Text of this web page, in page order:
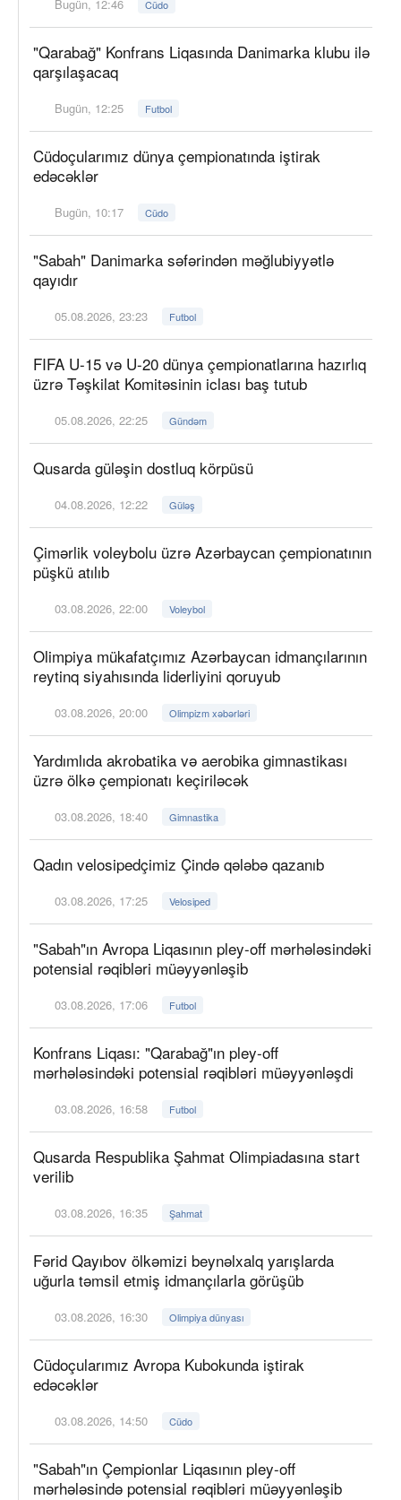
Bugün, 12:46 Cüdo
"Qarabağ" Konfrans Liqasında Danimarka klubu ilə
qarşılaşacaq
Bugün, 12:25 Futbol
Cüdoçularımız dünya çempionatında iştirak
edəcəklər
Bugün, 10:17 Cüdo
"Sabah" Danimarka səfərindən məğlubiyyətlə
qayıdır
05.08.2026, 23:23 Futbol
FIFA U-15 və U-20 dünya çempionatlarına hazırlıq
üzrə Təşkilat Komitəsinin iclası baş tutub
05.08.2026, 22:25 Gündəm
Qusarda güləşin dostluq körpüsü
04.08.2026, 12:22 Güləş
Çimərlik voleybolu üzrə Azərbaycan çempionatının
püşkü atılıb
03.08.2026, 22:00 Voleybol
Olimpiya mükafatçımız Azərbaycan idmançılarının
reytinq siyahısında liderliyini qoruyub
03.08.2026, 20:00 Olimpizm xəbərləri
Yardımlıda akrobatika və aerobika gimnastikası
üzrə ölkə çempionatı keçiriləcək
03.08.2026, 18:40 Gimnastika
Qadın velosipedçimiz Çində qələbə qazanıb
03.08.2026, 17:25 Velosiped
"Sabah"ın Avropa Liqasının pley-off mərhələsindəki
potensial rəqibləri müəyyənləşib
03.08.2026, 17:06 Futbol
Konfrans Liqası: "Qarabağ"ın pley-off
mərhələsindəki potensial rəqibləri müəyyənləşdi
03.08.2026, 16:58 Futbol
Qusarda Respublika Şahmat Olimpiadasına start
verilib
03.08.2026, 16:35 Şahmat
Fərid Qayıbov ölkəmizi beynəlxalq yarışlarda
uğurla təmsil etmiş idmançılarla görüşüb
03.08.2026, 16:30 Olimpiya dünyası
Cüdoçularımız Avropa Kubokunda iştirak
edəcəklər
03.08.2026, 14:50 Cüdo
"Sabah"ın Çempionlar Liqasının pley-off
mərhələsində potensial rəqibləri müəyyənləşib